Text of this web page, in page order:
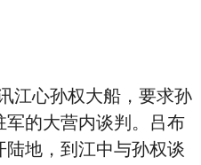
心孙权大船，要求孙
的大营内谈判。吕布
地，到江中与孙权谈